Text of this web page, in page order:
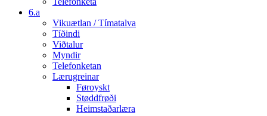
6.a
Vikuætlan / Tímatalva
Tíðindi
Viðtalur
Myndir
Telefonketan
Lærugreinar
Føroyskt
Støddfrøði
Heimstaðarlæra